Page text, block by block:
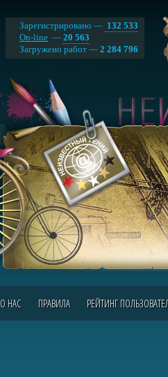
Зарегистрировано — 132 533
On-line — 20 563
Загружено работ — 2 284 796
О НАС ПРАВИЛА РЕЙТИНГ